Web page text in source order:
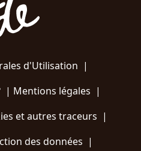
d'Utilisation |
| Mentions légales |
et autres traceurs |
des données |